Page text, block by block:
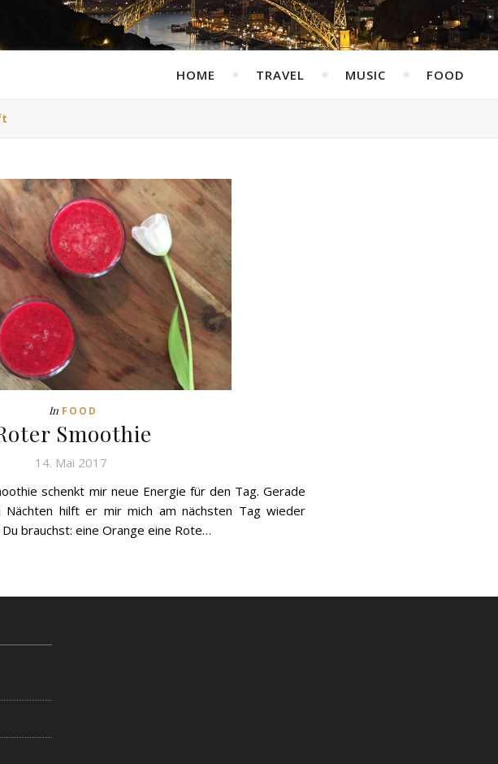
HOME TRAVEL MUSIC FOOD
In FOOD
Smoothie
14. Mai 2017
schenkt mir neue Energie für den Tag. Gerade
Nächten hilft er mir mich am nächsten Tag wieder
brauchst: eine Orange eine Rote…